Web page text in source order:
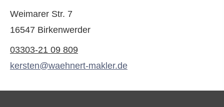
Weimarer Str. 7
16547 Birkenwerder
03303-21 09 809
kersten@waehnert-makler.de